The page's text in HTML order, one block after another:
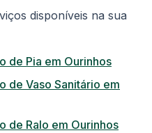
disponíveis na sua
de Pia em Ourinhos
de Vaso Sanitário em
de Ralo em Ourinhos